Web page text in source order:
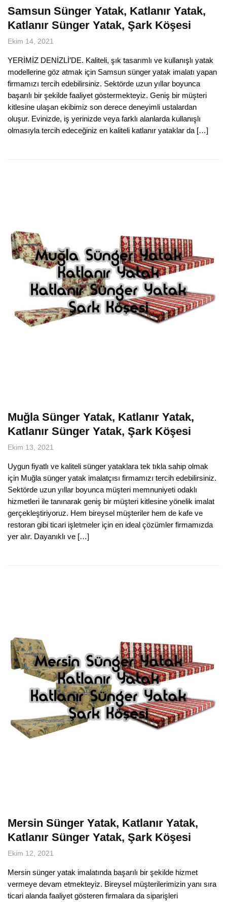
Samsun Sünger Yatak, Katlanır Yatak,
Katlanır Sünger Yatak, Şark Köşesi
Ekim 14, 2021
YERİMİZ DENİZLİ’DE. Kaliteli, şık tasarımlı ve kullanışlı yatak
modellerine göz atmak için Samsun sünger yatak imalatı yapan
firmamızı tercih edebilirsiniz. Sektörde uzun yıllar boyunca
başarılı bir şekilde faaliyet göstermekteyiz. Geniş bir müşteri
kitlesine ulaşan ekibimiz son derece deneyimli ustalardan
oluşur. Evinizde, iş yerinizde veya farklı alanlarda kullanışlı
olmasıyla tercih edeceğiniz en kaliteli katlanır yataklar da […]
Muğla Sünger Yatak, Katlanır Yatak,
Katlanır Sünger Yatak, Şark Köşesi
Ekim 13, 2021
Uygun fiyatlı ve kaliteli sünger yataklara tek tıkla sahip olmak
için Muğla sünger yatak imalatçısı firmamızı tercih edebilirsiniz.
Sektörde uzun yıllar boyunca müşteri memnuniyeti odaklı
hizmetleri ile tanınarak geniş bir müşteri kitlesine yönelik imalat
gerçekleştiriyoruz. Hem bireysel müşteriler hem de kafe ve
restoran gibi ticari işletmeler için en ideal çözümler firmamızda
yer alır. Dayanıklı ve […]
Mersin Sünger Yatak, Katlanır Yatak,
Katlanır Sünger Yatak, Şark Köşesi
Ekim 12, 2021
Mersin sünger yatak imalatında başarılı bir şekilde hizmet
vermeye devam etmekteyiz. Bireysel müşterilerimizin yanı sıra
ticari alanda faaliyet gösteren firmalara da siparişleri